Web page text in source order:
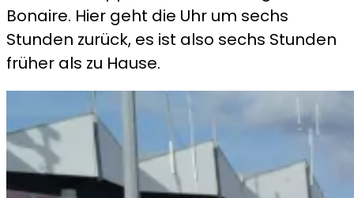
Bonaire. Hier geht die Uhr um sechs
Stunden zurück, es ist also sechs Stunden
früher als zu Hause.